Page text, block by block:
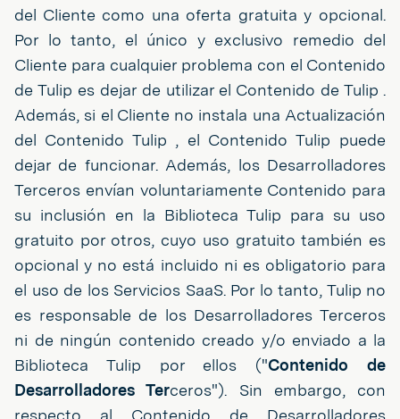
del Cliente como una oferta gratuita y opcional.
Por lo tanto, el único y exclusivo remedio del
Cliente para cualquier problema con el Contenido
de Tulip es dejar de utilizar el Contenido de Tulip .
Además, si el Cliente no instala una Actualización
del Contenido Tulip , el Contenido Tulip puede
dejar de funcionar. Además, los Desarrolladores
Terceros envían voluntariamente Contenido para
su inclusión en la Biblioteca Tulip para su uso
gratuito por otros, cuyo uso gratuito también es
opcional y no está incluido ni es obligatorio para
el uso de los Servicios SaaS. Por lo tanto, Tulip no
es responsable de los Desarrolladores Terceros
ni de ningún contenido creado y/o enviado a la
Biblioteca Tulip por ellos ("Contenido de
Desarrolladores Terceros"). Sin embargo, con
respecto al Contenido de Desarrolladores